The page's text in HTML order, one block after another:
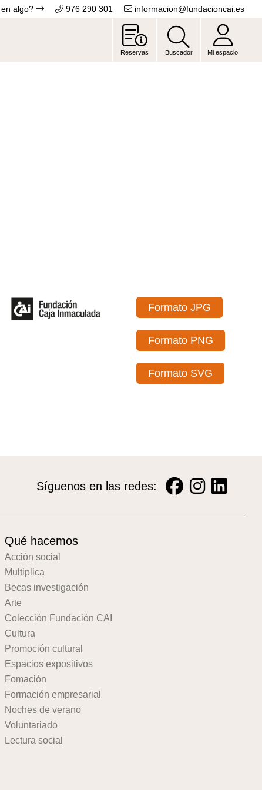
algo? 976 290 301 informacion@fundacioncai.es
Reservas Buscador Mi espacio
Formato JPG
Formato PNG
Formato SVG
Síguenos en las redes:
Qué hacemos
Acción social
Multiplica
Becas investigación
Arte
Colección Fundación CAI
Cultura
Promoción cultural
Espacios expositivos
Fomación
Formación empresarial
Noches de verano
Voluntariado
Lectura social